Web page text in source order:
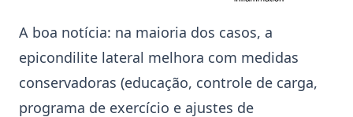
A boa notícia: na maioria dos casos, a
epicondilite lateral melhora com medidas
conservadoras (educação, controle de carga,
programa de exercício e ajustes de